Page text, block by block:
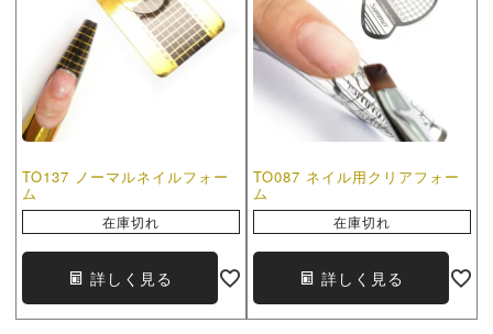
TO137 ノーマルネイルフォー
ム
在庫切れ
詳しく見る
TO087 ネイル用クリアフォー
ム
在庫切れ
詳しく見る